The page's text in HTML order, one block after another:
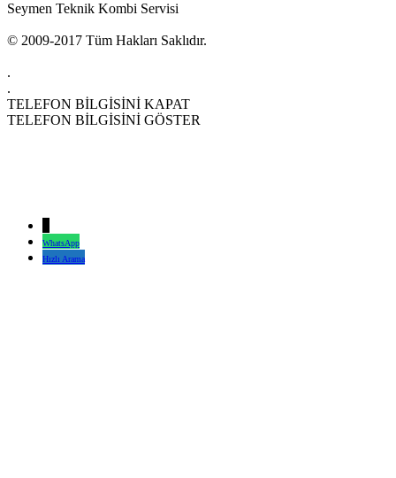
Seymen Teknik Kombi Servisi
© 2009-2017 Tüm Hakları Saklıdır.
.
.
TELEFON BİLGİSİNİ KAPAT
TELEFON BİLGİSİNİ GÖSTER
WhatsApp
Hızlı Arama